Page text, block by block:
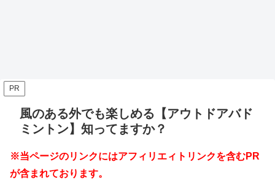
PR
風のある外でも楽しめる【アウトドアバド
ミントン】知ってますか？
※当ページのリンクにはアフィリエィトリンクを含むPR
が含まれております。